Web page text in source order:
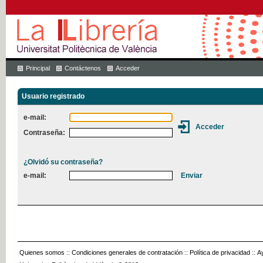
Principal Contáctenos Acceder
Usuario registrado
e-mail:
Contraseña:
¿Olvidó su contraseña?
e-mail:
Quienes somos :: Condiciones generales de contratación :: Política de privacidad ::